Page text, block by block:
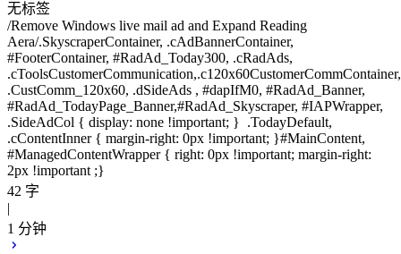
无标签
/Remove Windows live mail ad and Expand Reading
Aera/.SkyscraperContainer, .cAdBannerContainer,
#FooterContainer, #RadAd_Today300, .cRadAds,
.cToolsCustomerCommunication,.c120x60CustomerCommContainer,
.CustComm_120x60, .dSideAds , #dapIfM0, #RadAd_Banner,
#RadAd_TodayPage_Banner,#RadAd_Skyscraper, #IAPWrapper,
.SideAdCol { display: none !important; } .TodayDefault,
.cContentInner { margin-right: 0px !important; }#MainContent,
#ManagedContentWrapper { right: 0px !important; margin-right:
2px !important ;}
42 字
|
1 分钟